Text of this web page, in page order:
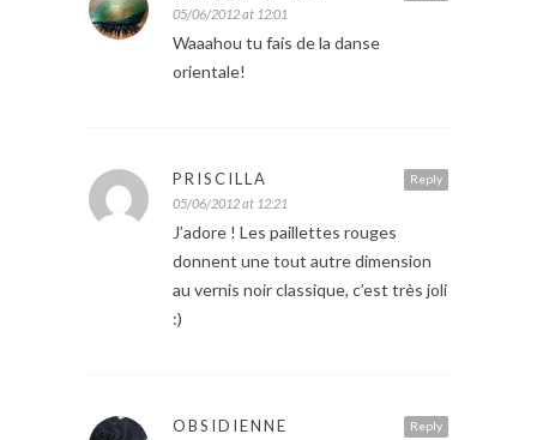
05/06/2012 at 12:01
Waaahou tu fais de la danse
orientale!
Reply
PRISCILLA
05/06/2012 at 12:21
J’adore ! Les paillettes rouges
donnent une tout autre dimension
au vernis noir classique, c’est très joli
:)
Reply
OBSIDIENNE